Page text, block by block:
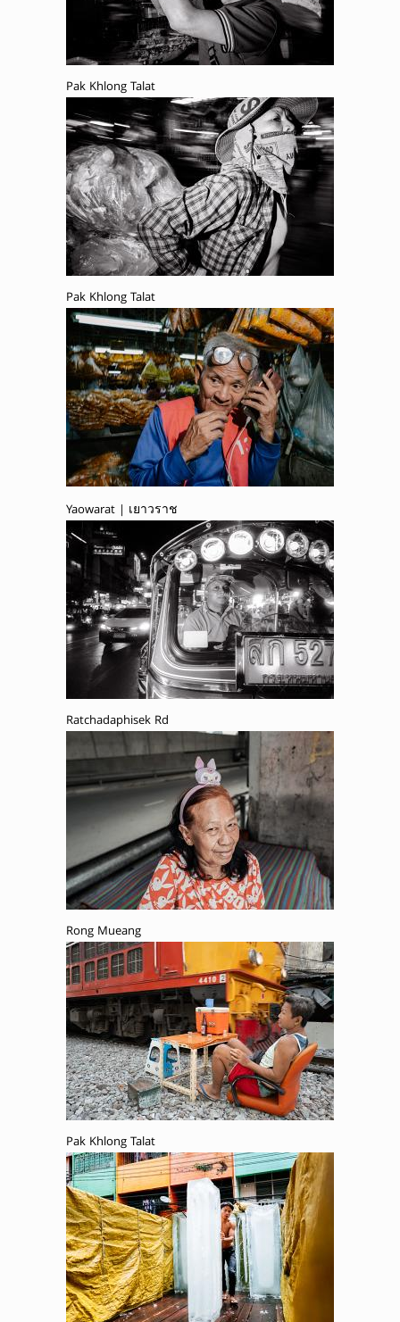
Pak Khlong Talat
Pak Khlong Talat
Yaowarat | เยาวราช
Ratchadaphisek Rd
Rong Mueang
Pak Khlong Talat